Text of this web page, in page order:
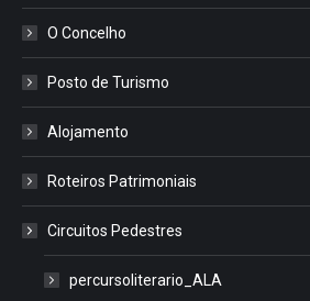
O Concelho
Posto de Turismo
Alojamento
Roteiros Patrimoniais
Circuitos Pedestres
percursoliterario_ALA